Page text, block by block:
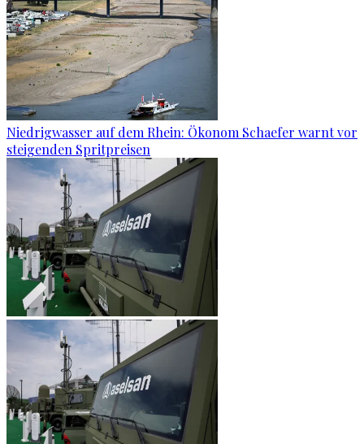
Niedrigwasser auf dem Rhein: Ökonom Schaefer warnt vor
steigenden Spritpreisen